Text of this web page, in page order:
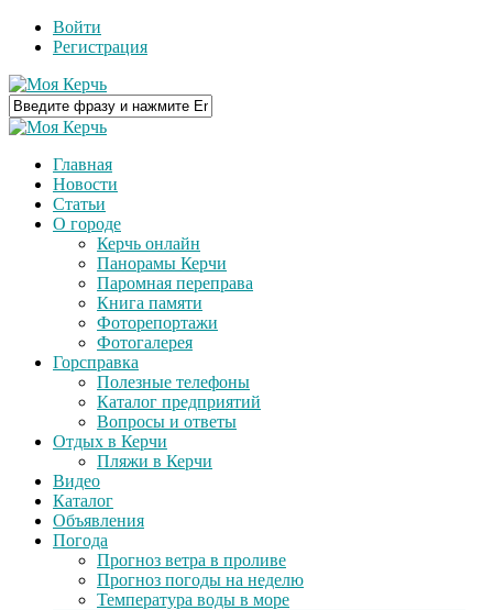
Войти
Регистрация
Главная
Новости
Статьи
О городе
Керчь онлайн
Панорамы Керчи
Паромная переправа
Книга памяти
Фоторепортажи
Фотогалерея
Горсправка
Полезные телефоны
Каталог предприятий
Вопросы и ответы
Отдых в Керчи
Пляжи в Керчи
Видео
Каталог
Объявления
Погода
Прогноз ветра в проливе
Прогноз погоды на неделю
Температура воды в море